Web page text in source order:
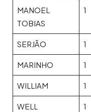
MANOEL
TOBIAS
1
SERJÃO 1
MARINHO 1
WILLIAM 1
WELL 1